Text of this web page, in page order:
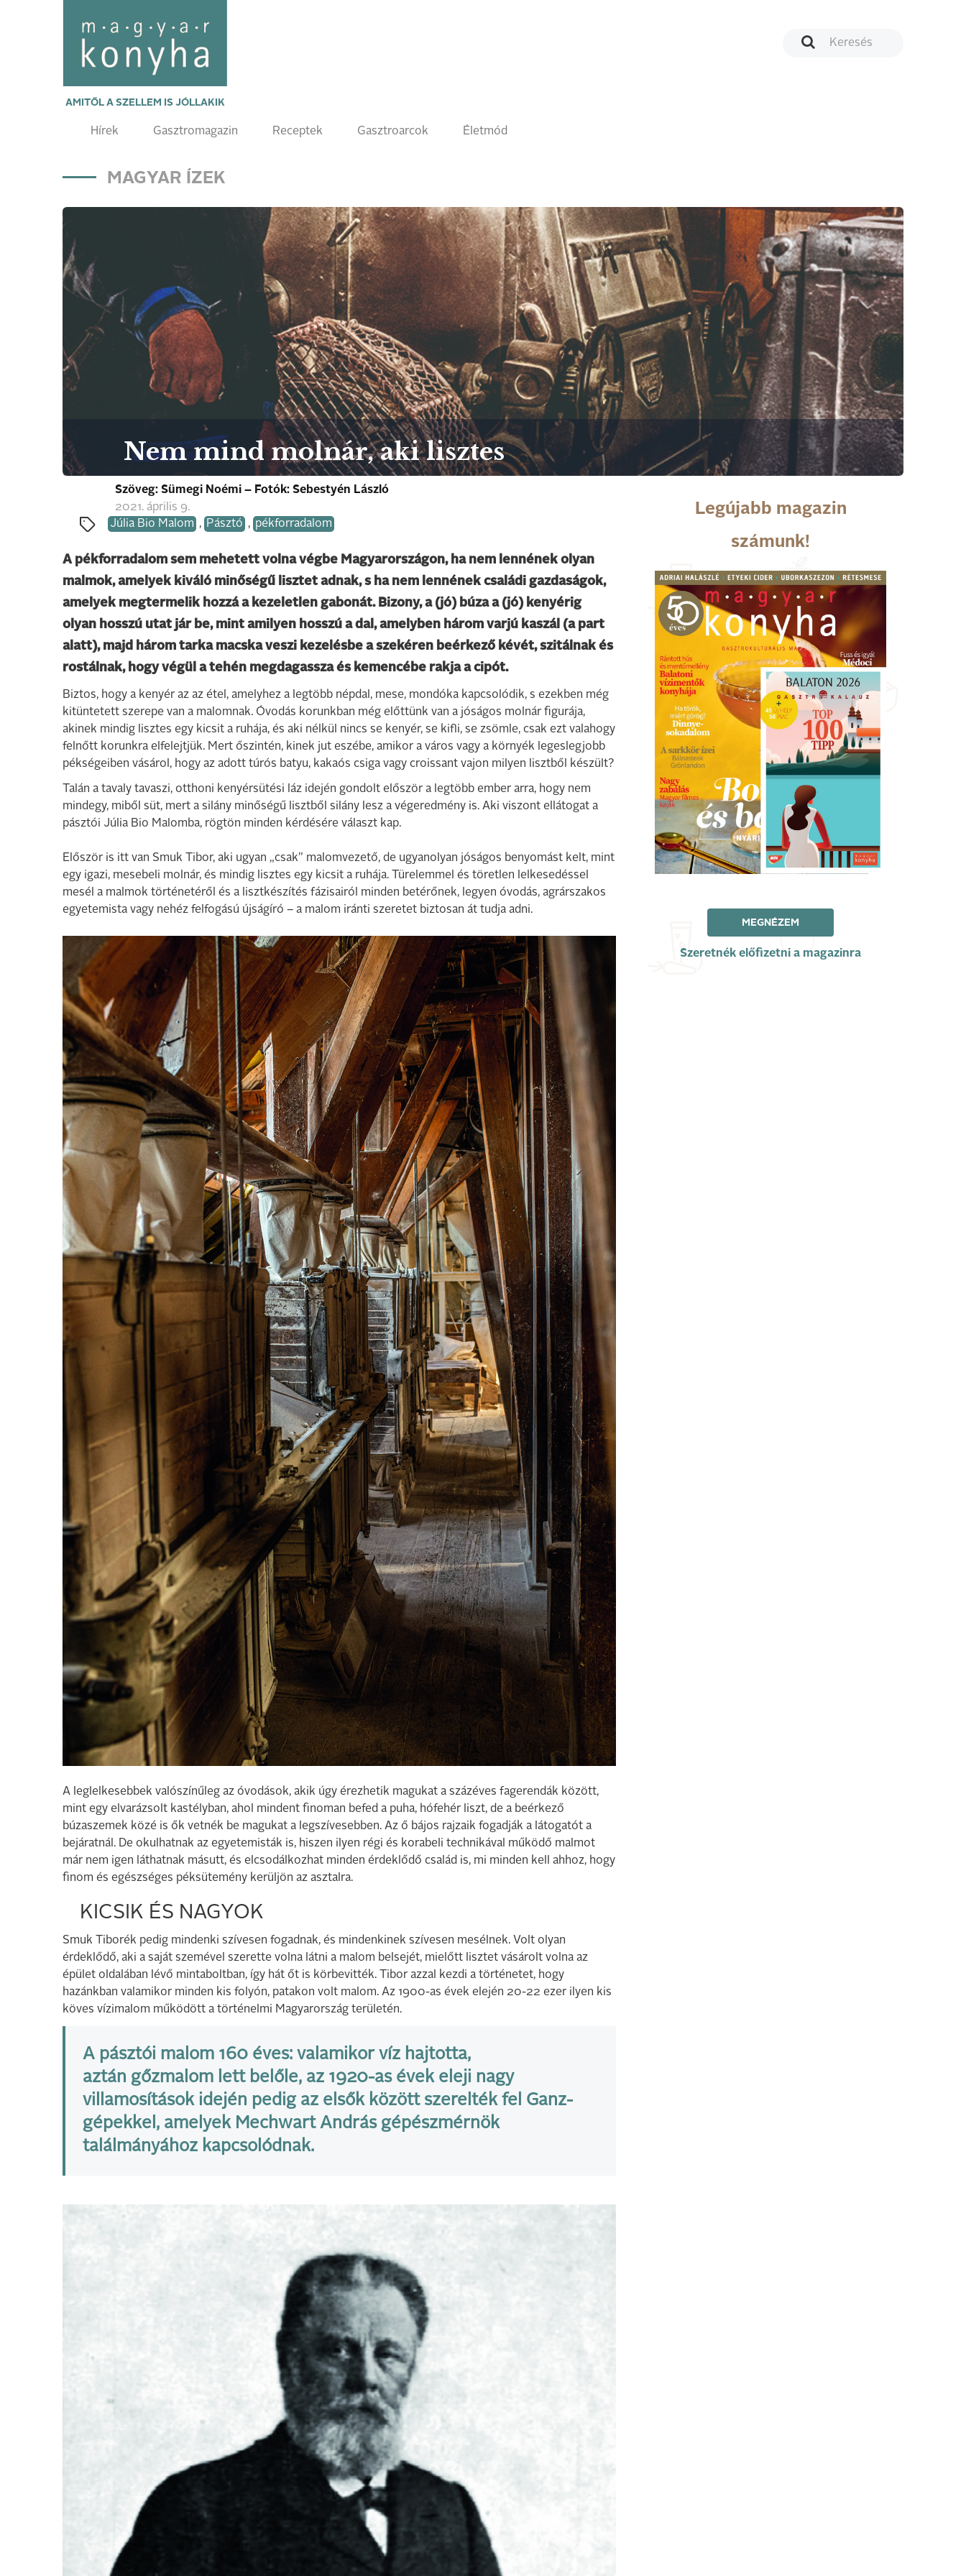
AMITŐL A SZELLEM IS JÓLLAKIK
Hírek Gasztromagazin Receptek Gasztroarcok Életmód
MAGYAR ÍZEK
Nem mind molnár, aki lisztes
Szöveg: Sümegi Noémi – Fotók: Sebestyén László
2021. április 9.
Júlia Bio Malom , Pásztó , pékforradalom
A pékforradalom sem mehetett volna végbe Magyarországon, ha nem lennének olyan
malmok, amelyek kiváló minőségű lisztet adnak, s ha nem lennének családi gazdaságok,
amelyek megtermelik hozzá a kezeletlen gabonát. Bizony, a (jó) búza a (jó) kenyérig
olyan hosszú utat jár be, mint amilyen hosszú a dal, amelyben három varjú kaszál (a part
alatt), majd három tarka macska veszi kezelésbe a szekéren beérkező kévét, szitálnak és
rostálnak, hogy végül a tehén megdagassza és kemencébe rakja a cipót.
Biztos, hogy a kenyér az az étel, amelyhez a legtöbb népdal, mese, mondóka kapcsolódik, s ezekben még
kitüntetett szerepe van a malomnak. Óvodás korunkban még előttünk van a jóságos molnár figurája,
akinek mindig lisztes egy kicsit a ruhája, és aki nélkül nincs se kenyér, se kifli, se zsömle, csak ezt valahogy
felnőtt korunkra elfelejtjük. Mert őszintén, kinek jut eszébe, amikor a város vagy a környék legeslegjobb
pékségeiben vásárol, hogy az adott túrós batyu, kakaós csiga vagy croissant vajon milyen lisztből készült?
Talán a tavaly tavaszi, otthoni kenyérsütési láz idején gondolt először a legtöbb ember arra, hogy nem
mindegy, miből süt, mert a silány minőségű lisztből silány lesz a végeredmény is. Aki viszont ellátogat a
pásztói Júlia Bio Malomba, rögtön minden kérdésére választ kap.
Először is itt van Smuk Tibor, aki ugyan „csak” malomvezető, de ugyanolyan jóságos benyomást kelt, mint
egy igazi, mesebeli molnár, és mindig lisztes egy kicsit a ruhája. Türelemmel és töretlen lelkesedéssel
mesél a malmok történetéről és a lisztkészítés fázisairól minden betérőnek, legyen óvodás, agrárszakos
egyetemista vagy nehéz felfogású újságíró – a malom iránti szeretet biztosan át tudja adni.
A leglelkesebbek valószínűleg az óvodások, akik úgy érezhetik magukat a százéves fagerendák között,
mint egy elvarázsolt kastélyban, ahol mindent finoman befed a puha, hófehér liszt, de a beérkező
búzaszemek közé is ők vetnék be magukat a legszívesebben. Az ő bájos rajzaik fogadják a látogatót a
bejáratnál. De okulhatnak az egyetemisták is, hiszen ilyen régi és korabeli technikával működő malmot
már nem igen láthatnak másutt, és elcsodálkozhat minden érdeklődő család is, mi minden kell ahhoz, hogy
finom és egészséges péksütemény kerüljön az asztalra.
KICSIK ÉS NAGYOK
Smuk Tiborék pedig mindenki szívesen fogadnak, és mindenkinek szívesen mesélnek. Volt olyan
érdeklődő, aki a saját szemével szerette volna látni a malom belsejét, mielőtt lisztet vásárolt volna az
épület oldalában lévő mintaboltban, így hát őt is körbevitték. Tibor azzal kezdi a történetet, hogy
hazánkban valamikor minden kis folyón, patakon volt malom. Az 1900-as évek elején 20-22 ezer ilyen kis
köves vízimalom működött a történelmi Magyarország területén.
A pásztói malom 160 éves: valamikor víz hajtotta,
aztán gőzmalom lett belőle, az 1920-as évek eleji nagy
villamosítások idején pedig az elsők között szerelték fel Ganz-
gépekkel, amelyek Mechwart András gépészmérnök
találmányához kapcsolódnak.
Legújabb magazin
számunk!
MEGNÉZEM
Szeretnék előfizetni a magazinra